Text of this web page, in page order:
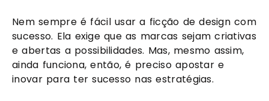
Nem sempre é fácil usar a ficção de design com
sucesso. Ela exige que as marcas sejam criativas
e abertas a possibilidades. Mas, mesmo assim,
ainda funciona, então, é preciso apostar e
inovar para ter sucesso nas estratégias.